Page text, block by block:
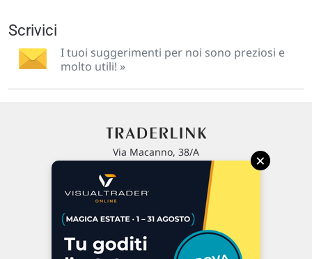
Scrivici
I tuoi suggerimenti per noi sono preziosi e
molto utili! »
Via Macanno, 38/A
P.IVA 02 452 460 401
Chi siamo
Commenti e segnalazioni
×